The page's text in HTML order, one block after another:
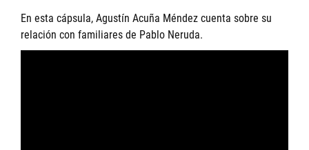
En esta cápsula, Agustín Acuña Méndez cuenta sobre su
relación con familiares de Pablo Neruda.